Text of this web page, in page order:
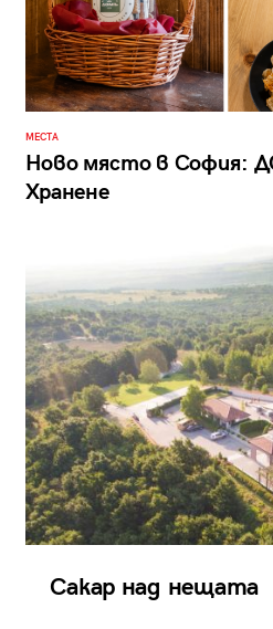
МЕСТА
Ново място в София:
Хранене
Сакар над нещата